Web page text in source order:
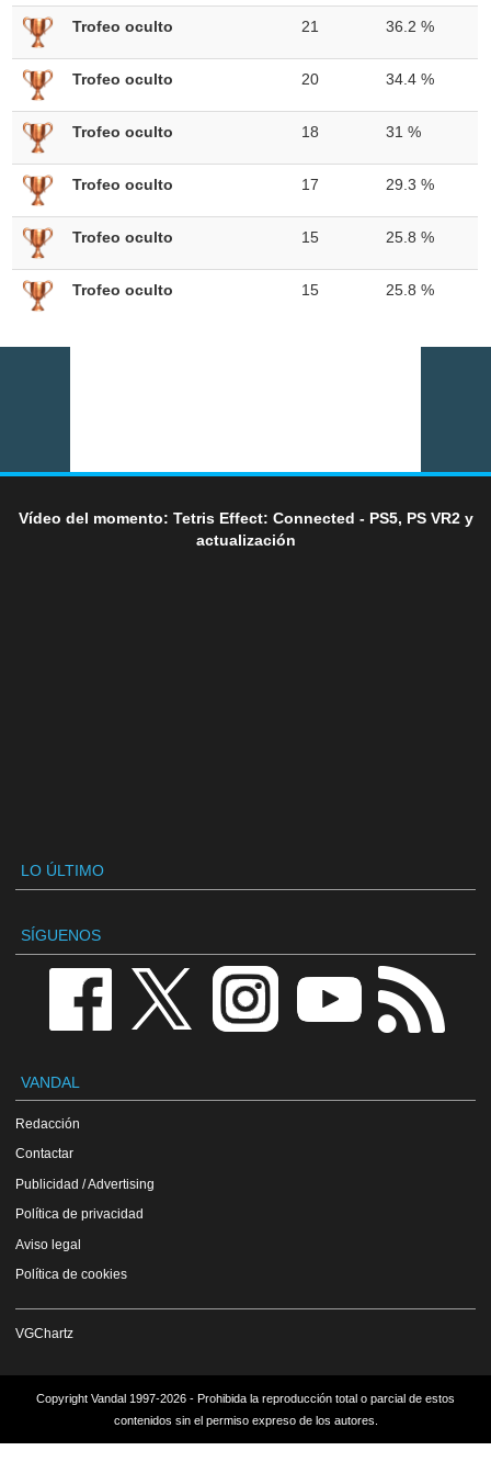
Trofeo oculto 21 36.2 %
Trofeo oculto 20 34.4 %
Trofeo oculto 18 31 %
Trofeo oculto 17 29.3 %
Trofeo oculto 15 25.8 %
Trofeo oculto 15 25.8 %
Vídeo del momento: Tetris Effect: Connected - PS5, PS VR2 y
actualización
LO ÚLTIMO
SÍGUENOS
VANDAL
Redacción
Contactar
Publicidad / Advertising
Política de privacidad
Aviso legal
Política de cookies
VGChartz
Copyright Vandal 1997-2026 - Prohibida la reproducción total o parcial de estos
contenidos sin el permiso expreso de los autores.